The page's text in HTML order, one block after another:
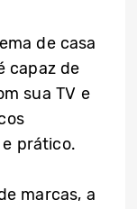
de casa
capaz de
sua TV e
prático.
marcas, a